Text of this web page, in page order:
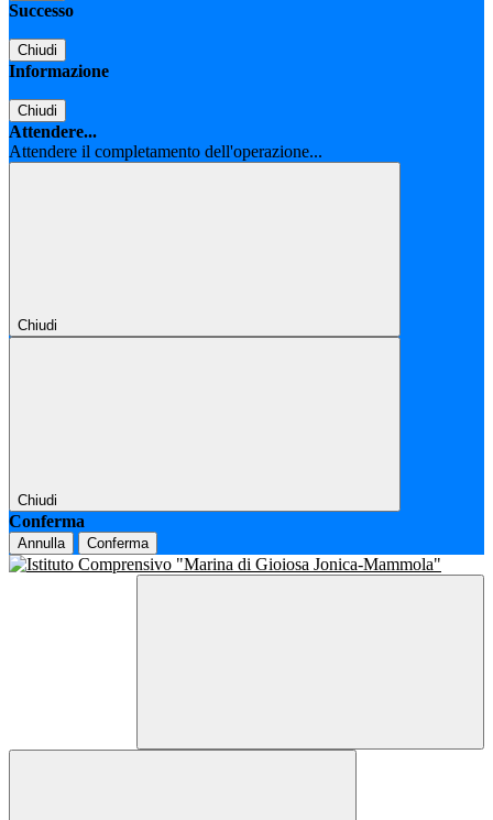
Successo
Chiudi
Informazione
Chiudi
Attendere...
Attendere il completamento dell'operazione...
Chiudi
Chiudi
Conferma
Annulla Conferma